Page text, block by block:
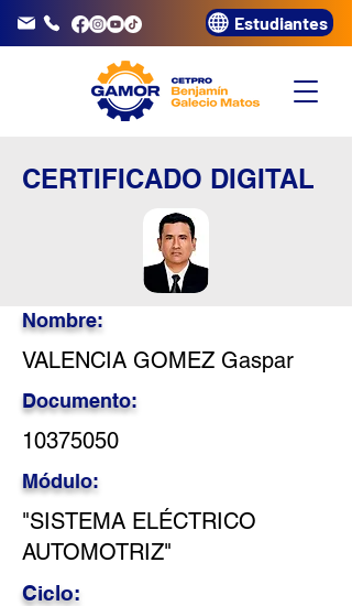
3320072 Estudiantes
CERTIFICADO DIGITAL
Nombre:
VALENCIA GOMEZ Gaspar
Documento:
10375050
Módulo:
"SISTEMA ELÉCTRICO
AUTOMOTRIZ"
Ciclo: